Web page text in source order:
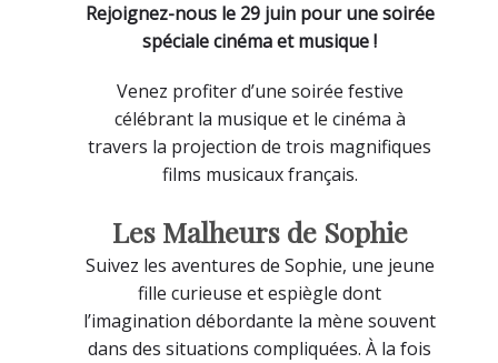
Rejoignez-nous le 29 juin pour une soirée
spéciale cinéma et musique !
Venez profiter d’une soirée festive
célébrant la musique et le cinéma à
travers la projection de trois magnifiques
films musicaux français.
Les Malheurs de Sophie
Suivez les aventures de Sophie, une jeune
fille curieuse et espiègle dont
l’imagination débordante la mène souvent
dans des situations compliquées. À la fois